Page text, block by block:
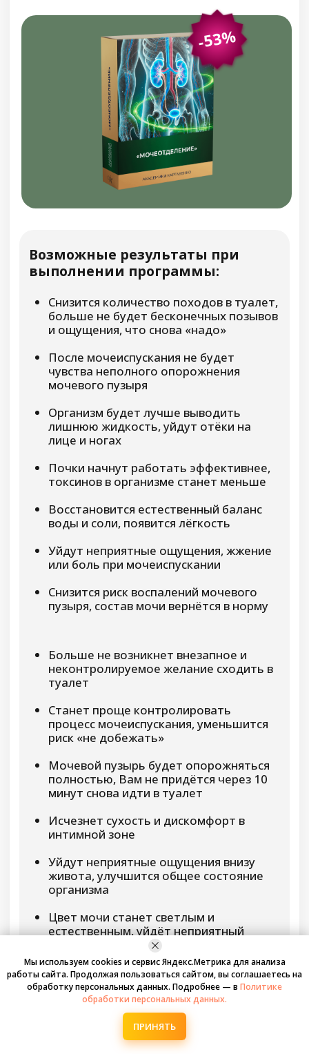
Омоложение кожи лица,
восстановление работы внутренних
органов
148.000 руб.
33.210 руб.
30.210 руб.
Купить со скидкой
дней
: 0
часов
: 0 : 0
Только до 8 марта Вы можете купить эти
программы со скидкой 78%
Устранение тяжести и дискомфорта
внизу живота, нормализация положения
внутренних органов, избавление от
И СТЕНОК ВЛАГАЛИЩА»
-114.790 руб.
нормализация работы нервной системы,
возвращение лёгкости движений
«ПОЯСНИЦА И НОГИ. РЕНОВАЦИЯ
НЕРВНЫХ СВЯЗЕЙ»
Рассрочка: от2.768руб./мес
ТКАНИ»
Избавление от аллергии, восстановление
и почек, возвращение комфорта и
уверенности
«МОЧЕОТДЕЛЕНИЕ»
-78%
ХОТИТЕ ПОЛУЧИТЬ ВСЕ
С ОГРОМНОЙ
СКИДКОЙ В 78%?
Мы используем cookies и сервис Яндекс.Метрика для анализа
работы сайта. Продолжая пользоваться сайтом, вы соглашаетесь на
обработку персональных данных. Подробнее — в Политике
обработки персональных данных.
ПРИНЯТЬ